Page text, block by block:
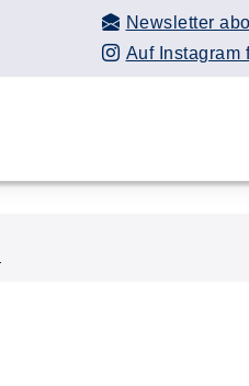
Newsletter
Auf Instagram